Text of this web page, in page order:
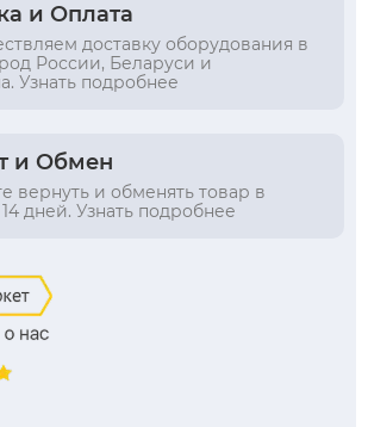
и Оплата
доставку оборудования в
России, Беларуси и
Узнать подробнее
и Обмен
вернуть и обменять товар в
дней. Узнать подробнее